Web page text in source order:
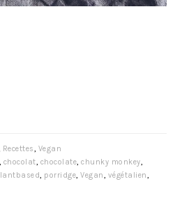
Recettes, Vegan
, chocolat, chocolate,chunky monkey,
, porridge,Vegan, végétalien,